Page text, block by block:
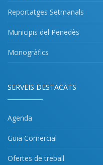
Reportatges Setmanals
Municipis del Penedès
Monogràfics
SERVEIS DESTACATS
Agenda
Guia Comercial
Ofertes de treball